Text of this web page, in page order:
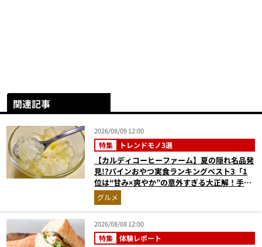
関連記事
2026/08/09 12:00
特集 トレンドモノ3選
【カルディコーヒーファーム】夏の隠れ名品発
見!?パインおやつ実食ランキングベスト3「1
位は“甘み×爽やか”の意外すぎる大正解！手が
止まらない『かりんとう』」
グルメ
2026/08/08 12:00
特集 体験レポート